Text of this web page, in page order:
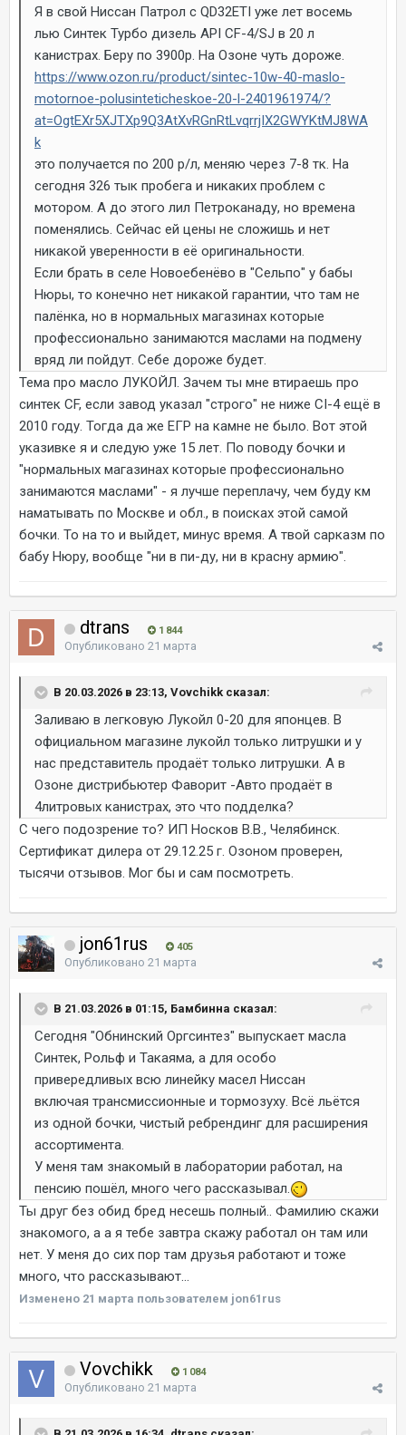
Я в свой Ниссан Патрол с QD32ETI уже лет восемь
лью Синтек Турбо дизель API CF-4/SJ в 20 л
канистрах. Беру по 3900р. На Озоне чуть дороже.
https://www.ozon.ru/product/sintec-10w-40-maslo-
motornoe-polusinteticheskoe-20-l-2401961974/?
at=OgtEXr5XJTXp9Q3AtXvRGnRtLvqrrjIX2GWYKtMJ8WA
k
это получается по 200 р/л, меняю через 7-8 тк. На
сегодня 326 тык пробега и никаких проблем с
мотором. А до этого лил Петроканаду, но времена
поменялись. Сейчас ей цены не сложишь и нет
никакой уверенности в её оригинальности.
Если брать в селе Новоебенёво в "Сельпо" у бабы
Нюры, то конечно нет никакой гарантии, что там не
палёнка, но в нормальных магазинах которые
профессионально занимаются маслами на подмену
вряд ли пойдут. Себе дороже будет.
Тема про масло ЛУКОЙЛ. Зачем ты мне втираешь про
синтек CF, если завод указал "строго" не ниже СI-4 ещё в
2010 году. Тогда да же ЕГР на камне не было. Вот этой
указивке я и следую уже 15 лет. По поводу бочки и
"нормальных магазинах которые профессионально
занимаются маслами" - я лучше переплачу, чем буду км
наматывать по Москве и обл., в поисках этой самой
бочки. То на то и выйдет, минус время. А твой сарказм по
бабу Нюру, вообще "ни в пи-ду, ни в красну армию".
dtrans 1 844
Опубликовано 21 марта
В 20.03.2026 в 23:13, Vovchikk сказал:
Заливаю в легковую Лукойл 0-20 для японцев. В
официальном магазине лукойл только литрушки и у
нас представитель продаёт только литрушки. А в
Озоне дистрибьютер Фаворит -Авто продаёт в
4литровых канистрах, это что подделка?
С чего подозрение то? ИП Носков В.В., Челябинск.
Сертификат дилера от 29.12.25 г. Озоном проверен,
тысячи отзывов. Мог бы и сам посмотреть.
jon61rus 405
Опубликовано 21 марта
В 21.03.2026 в 01:15, Бамбинна сказал:
Сегодня "Обнинский Оргсинтез" выпускает масла
Синтек, Рольф и Такаяма, а для особо
привередливых всю линейку масел Ниссан
включая трансмиссионные и тормозуху. Всё льётся
из одной бочки, чистый ребрендинг для расширения
ассортимента.
У меня там знакомый в лаборатории работал, на
пенсию пошёл, много чего рассказывал.
Ты друг без обид бред несешь полный.. Фамилию скажи
знакомого, а а я тебе завтра скажу работал он там или
нет. У меня до сих пор там друзья работают и тоже
много, что рассказывают...
Изменено 21 марта пользователем jon61rus
Vovchikk 1 084
Опубликовано 21 марта